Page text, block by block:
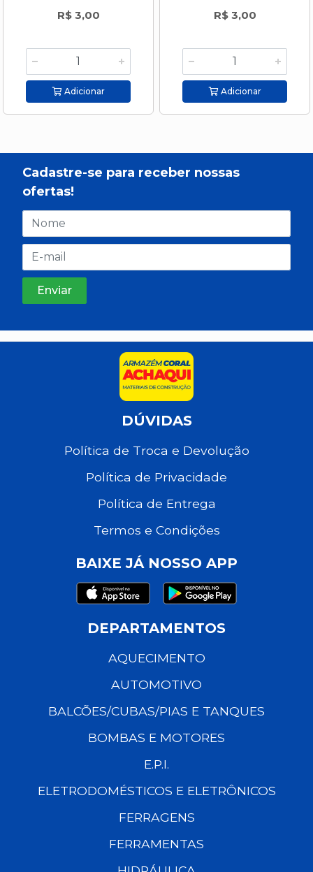
R$ 3,00
Adicionar
R$ 3,00
Adicionar
Cadastre-se para receber nossas
ofertas!
DÚVIDAS
Política de Troca e Devolução
Política de Privacidade
Política de Entrega
Termos e Condições
BAIXE JÁ NOSSO APP
DEPARTAMENTOS
AQUECIMENTO
AUTOMOTIVO
BALCÕES/CUBAS/PIAS E TANQUES
BOMBAS E MOTORES
E.P.I.
ELETRODOMÉSTICOS E ELETRÔNICOS
FERRAGENS
FERRAMENTAS